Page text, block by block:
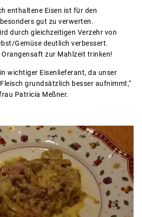
enthaltene Eisen ist für den
gut zu verwerten.
durch gleichzeitigen Verzehr von
Gemüse deutlich verbessert.
Orangensaft zur Mahlzeit trinken!
wichtiger Eisenlieferant, da unser
grundsätzlich besser aufnimmt,“
Patricia Meßner.